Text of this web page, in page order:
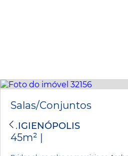
Salas/Conjuntos
HIGIENÓPOLIS
45m² |